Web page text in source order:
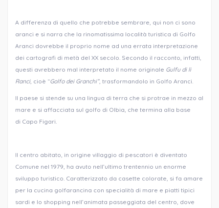
A differenza di quello che potrebbe sembrare, qui non ci sono
aranci e si narra che la rinomatissima località turistica di Golfo
Aranci dovrebbe il proprio nome ad una errata interpretazione
dei cartografi di metà del XX secolo. Secondo il racconto, infatti,
questi avrebbero mal interpretato il nome originale Gulfu di li
Ranci, cioè “Golfo dei Granchi”, trasformandolo in Golfo Aranci.
Il paese si stende su una lingua di terra che si protrae in mezzo al
mare e si affacciata sul golfo di Olbia, che termina alla base
di Capo Figari.
Il centro abitato, in origine villaggio di pescatori è diventato
Comune nel 1979, ha avuto nell’ultimo trentennio un enorme
sviluppo turistico. Caratterizzato da casette colorate, si fa amare
per la cucina golfarancina con specialità di mare e piatti tipici
sardi e lo shopping nell’animata passeggiata del centro, dove